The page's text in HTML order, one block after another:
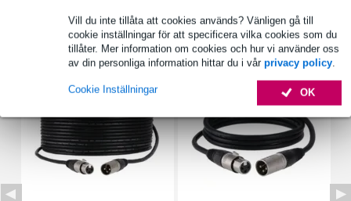
Vill du inte tillåta att cookies används? Vänligen gå till
cookie inställningar för att specificera vilka cookies som du
tillåter. Mer information om cookies och hur vi använder oss
av din personliga information hittar du i vår privacy policy.
OK
Cookie Inställningar
Tillbehör (8)